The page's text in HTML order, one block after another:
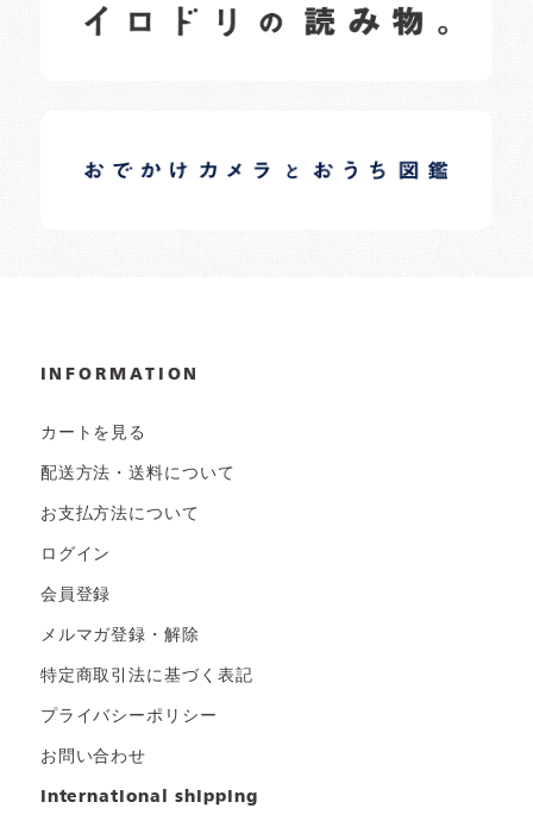
日常の様子など随時更新中です。
日常の様子など随時更新中です。
INFORMATION
カートを見る
配送方法・送料について
お支払方法について
ログイン
会員登録
メルマガ登録・解除
特定商取引法に基づく表記
プライバシーポリシー
お問い合わせ
international shipping